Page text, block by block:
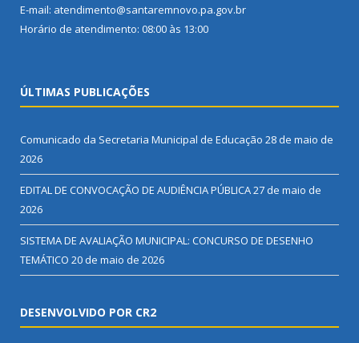
E-mail: atendimento@santaremnovo.pa.gov.br
Horário de atendimento: 08:00 às 13:00
ÚLTIMAS PUBLICAÇÕES
Comunicado da Secretaria Municipal de Educação 28 de maio de
2026
EDITAL DE CONVOCAÇÃO DE AUDIÊNCIA PÚBLICA27 de maio de
2026
SISTEMA DE AVALIAÇÃO MUNICIPAL: CONCURSO DE DESENHO
TEMÁTICO 20 de maio de 2026
DESENVOLVIDO POR CR2